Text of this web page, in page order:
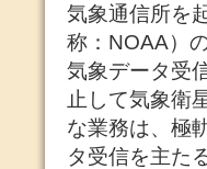
気象通信所を
称：NOAA）
気象データ受
止して気象衛
な業務は、極
タ受信を主た